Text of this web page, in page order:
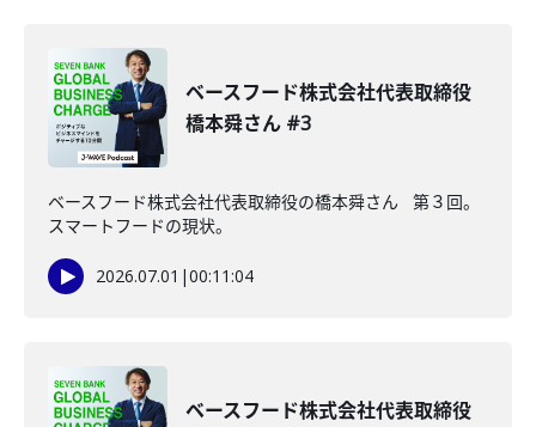
ベースフード株式会社代表取締役
橋本舜さん #3
ベースフード株式会社代表取締役の橋本舜さん 第３回。
スマートフードの現状。
2026.07.01 |00:11:04
ベースフード株式会社代表取締役